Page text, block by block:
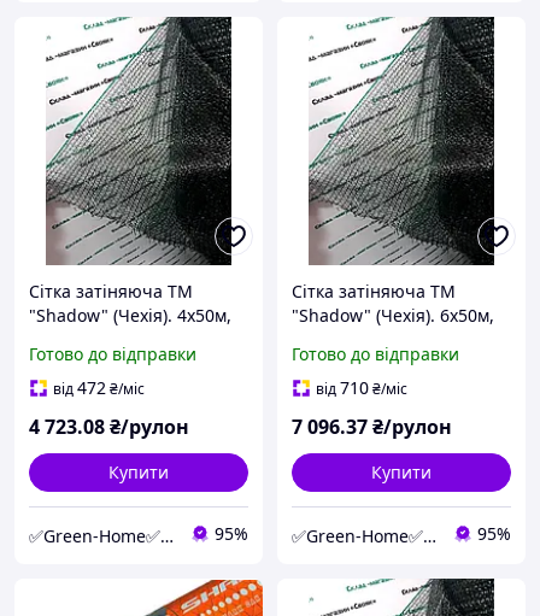
Сітка затіняюча ТМ
"Shadow" (Чехія). 4х50м,
Готово до відправки
від472₴/міс
4 723.08₴/рулон
Купити
✅Green-Home✅Інтернет-магазин для саду, дому та авто. 95%
Сітка затіняюча ТМ
"Shadow" (Чехія). 6х50м,
Готово до відправки
від710₴/міс
7 096.37₴/рулон
Купити
✅Green-Home✅Інтернет-магазин для саду, дому та авто. 95%